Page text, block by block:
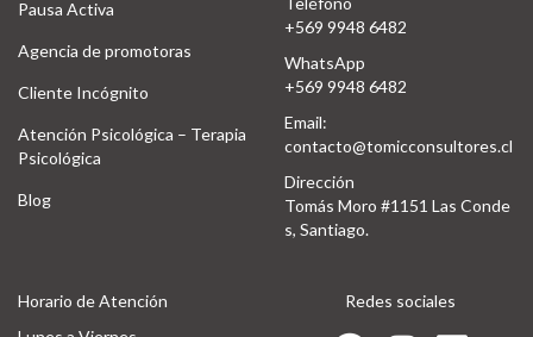
Pausa Activa
Agencia de promotoras
Cliente Incógnito
Atención Psicológica – Terapia
Psicológica
Blog
+569 9948 6482
WhatsApp
+569 9948 6482
Email:
contacto@tomicconsultores.cl
Dirección
Tomás Moro #1151 Las Conde
s, Santiago.
Horario de Atención
Redes sociales